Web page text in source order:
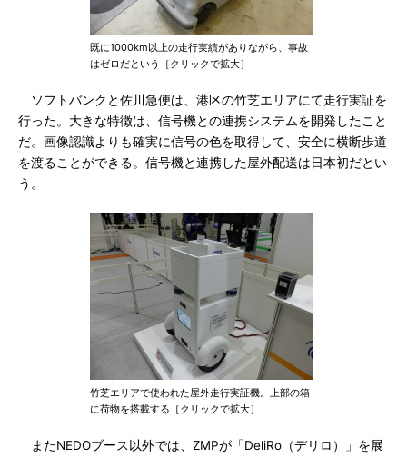
既に1000km以上の走行実績がありながら、事故
はゼロだという［クリックで拡大］
ソフトバンクと佐川急便は、港区の竹芝エリアにて走行実証を
行った。大きな特徴は、信号機との連携システムを開発したこと
だ。画像認識よりも確実に信号の色を取得して、安全に横断歩道
を渡ることができる。信号機と連携した屋外配送は日本初だとい
う。
竹芝エリアで使われた屋外走行実証機。上部の箱
に荷物を搭載する［クリックで拡大］
またNEDOブース以外では、ZMPが「DeliRo（デリロ）」を展